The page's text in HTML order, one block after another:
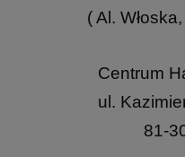
( Al.
Centrum
ul.
81-